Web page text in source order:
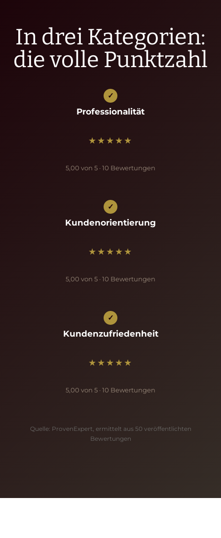
In drei Kategorien:
die volle Punktzahl
✓
Professionalität
★★★★★
5,00 von 5 · 10 Bewertungen
✓
Kundenorientierung
★★★★★
5,00 von 5 · 10 Bewertungen
✓
Kundenzufriedenheit
★★★★★
5,00 von 5 · 10 Bewertungen
Quelle: ProvenExpert, ermittelt aus 50 veröffentlichten
Bewertungen